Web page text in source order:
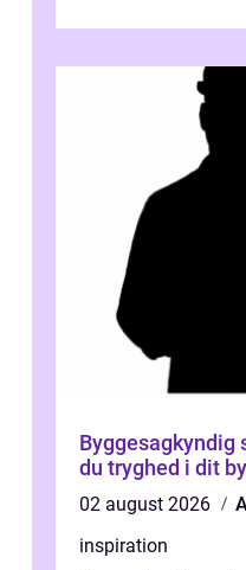
Byggesagkyndig
du tryghed i dit
02 august 2026
inspiration